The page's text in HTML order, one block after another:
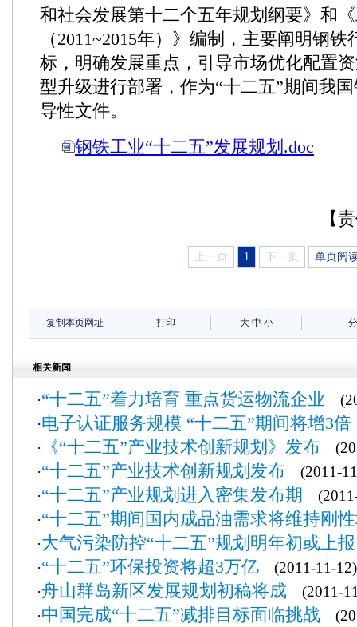
和社会发展第十二个五年规划纲要》和
（2011~2015年）》编制，主要阐明钢
标，明确发展重点，引导市场优化配置
型升级进行部署，作为“十二五”期间我
导性文件。
钢铁工业“十二五”发展规划.doc
【
上一页 1 下一页 单页阅
复制本页网址 打印 大 中 小
相关新闻
·“十二五”着力培育 重点货运物流企业
·电子认证服务规模 “十二五”期间将增3倍
·
《“十二五”产业技术创新规划》发布
·“十二五”产业技术创新规划发布 (2011-
·“十二五”产业规划进入密集发布期
·“十二五”期间国内成品油需求将维持刚
·大气污染防控“十二五”规划明年初或上报
·“十二五”环保投资将超3万亿 (2011-11-12)
·舟山群岛新区发展规划初稿将成 (2011-
·中国完成“十二五”减排目标面临挑战